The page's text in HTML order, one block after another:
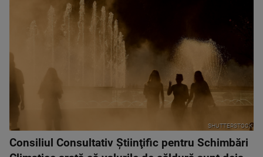
SHUTTERSTOCK
Consiliul Consultativ Ştiinţific pentru Schimbări